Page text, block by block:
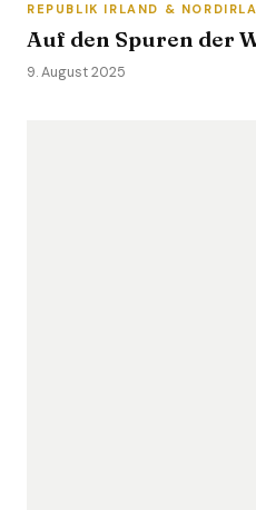
REPUBLIK IRLAND &
Auf den Spuren der
9. August 2025